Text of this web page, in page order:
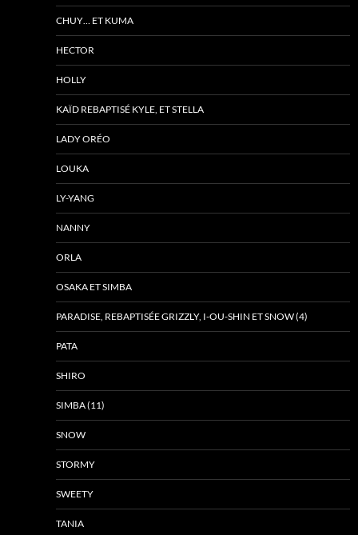
CHUY… ET KUMA
HECTOR
HOLLY
KAÏD REBAPTISÉ KYLE, ET STELLA
LADY ORÉO
LOUKA
LY-YANG
NANNY
ORLA
OSAKA ET SIMBA
PARADISE, REBAPTISÉE GRIZZLY, I-OU-SHIN ET SNOW (4)
PATA
SHIRO
SIMBA (11)
SNOW
STORMY
SWEETY
TANIA